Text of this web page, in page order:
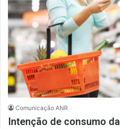
Comunicação ANR
Intenção de consumo